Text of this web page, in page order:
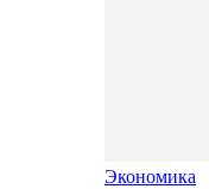
Экономика